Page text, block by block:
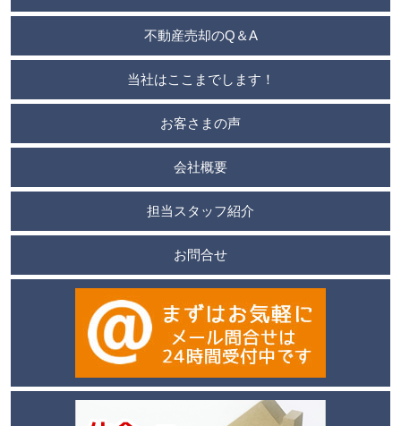
不動産売却のQ＆A
当社はここまでします！
お客さまの声
会社概要
担当スタッフ紹介
お問合せ